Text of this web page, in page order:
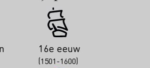
16e eeuw
(1501-1600)